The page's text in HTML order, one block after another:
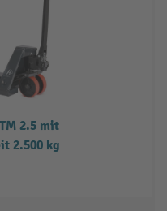
2.5 mit
2.500 kg